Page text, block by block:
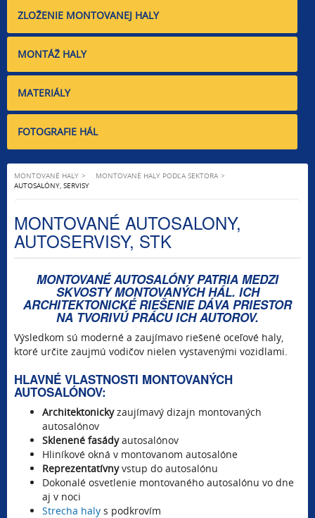
ZLOŽENIE MONTOVANEJ HALY
MONTÁŽ HALY
MATERIÁLY
FOTOGRAFIE HÁL
MONTOVANÉ HALY
MONTOVANÉ HALY PODĽA SEKTORA
AUTOSALÓNY, SERVISY
MONTOVANÉ AUTOSALONY,
AUTOSERVISY, STK
MONTOVANÉ AUTOSALÓNY PATRIA MEDZI
SKVOSTY MONTOVANÝCH HÁL. ICH
ARCHITEKTONICKÉ RIEŠENIE DÁVA PRIESTOR
NA TVORIVÚ PRÁCU ICH AUTOROV.
Výsledkom sú moderné a zaujímavo riešené oceľové haly,
ktoré určite zaujmú vodičov nielen vystavenými vozidlami.
HLAVNÉ VLASTNOSTI MONTOVANÝCH
AUTOSALÓNOV:
Architektonickyzaujímavý dizajn montovaných
autosalónov
Sklenené fasádyautosalónov
Hliníkové okná v montovanom autosalóne
Reprezentatívnyvstup do autosalónu
Dokonalé osvetlenie montovaného autosalónu vo dne
aj v noci
Strecha haly s podkrovím